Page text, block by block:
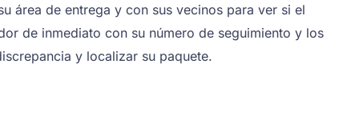
área de entrega y con sus vecinos para ver si el
de inmediato con su número de seguimiento y los
y localizar su paquete.